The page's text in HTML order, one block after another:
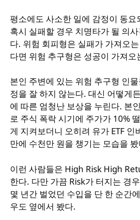
평소에도 사소한 일에 감정이 동
혹시 실패할 경우 치명타가 될 의
다. 위험 회피형은 실패가 가져오
다면 위험 추구형은 성공이 가져
본인 주변에 있는 위험 추구형 인
정을 잘 하지 않는다. 대신 어떻게
에 따른 엄청난 보상을 누린다. 본
로 주식 폭락 시기에 주가가 10%
게 지켜보더니 오히려 유가 ETF 인
만에 수천만 원을 챙기는 모습을
이런 사람들은 High Risk High
한다. 다만 가끔 Risk가 터지는 경
몇 년간 벌었던 수입을 단 한 순간
우도 옆에서 봤다.